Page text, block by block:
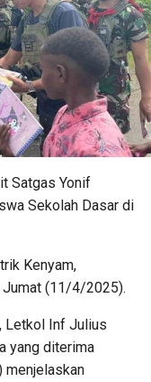
Satgas Yonif
Sekolah Dasar di
Kenyam,
Jumat (11/4/2025).
Letkol Inf Julius
yang diterima